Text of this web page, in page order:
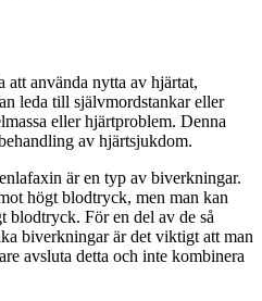
att använda nytta av hjärtat,
leda till självmordstankar eller
eller hjärtproblem. Denna
av hjärtsjukdom.
är en typ av biverkningar.
högt blodtryck, men man kan
blodtryck. För en del av de så
biverkningar är det viktigt att man
avsluta detta och inte kombinera